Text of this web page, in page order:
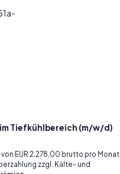
Tiefkühlbereich (m/w/d)
EUR 2.278,00 brutto pro Monat
zzgl. Kälte- und